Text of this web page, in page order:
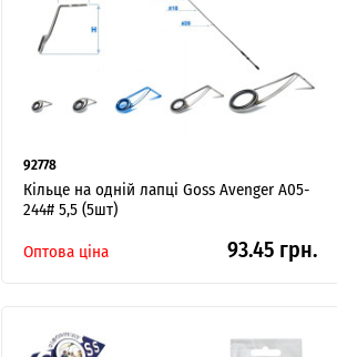
92778
Кільце на одній лапці Goss Avenger A05-
244# 5,5 (5шт)
Оптова ціна
93.45 грн.
Роздрібні